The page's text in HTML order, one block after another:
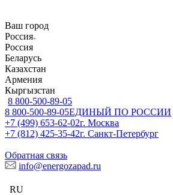
Ваш город
Россия
Россия
Беларусь
Казахстан
Армения
Кыргызстан
8 800-500-89-05
8 800-500-89-05ЕДИНЫЙ ПО РОССИИ
+7 (499) 653-62-02г. Москва
+7 (812) 425-35-42г. Санкт-Петербург
Обратная связь
info@energozapad.ru
RU